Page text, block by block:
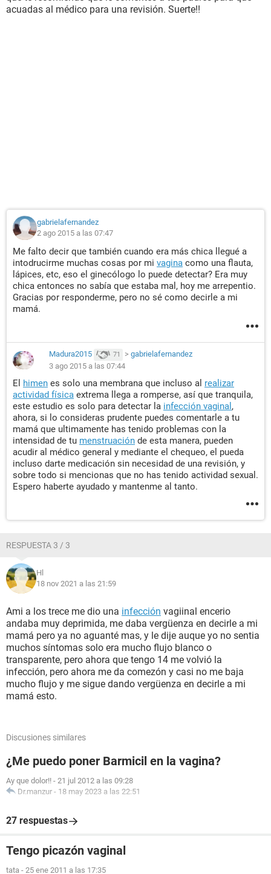
acuadas al médico para una revisión. Suerte!!
gabrielafernandez
2 ago 2015 a las 07:47
Me falto decir que también cuando era más chica llegué a
intodrucirme muchas cosas por mi vagina como una flauta,
lápices, etc, eso el ginecólogo lo puede detectar? Era muy
chica entonces no sabía que estaba mal, hoy me arrepentio.
Gracias por responderme, pero no sé como decirle a mi
mamá.
Madura2015 71 > gabrielafernandez
3 ago 2015 a las 07:44
El himen es solo una membrana que incluso al realizar
actividad física extrema llega a romperse, así que tranquila,
este estudio es solo para detectar la infección vaginal ,
ahora, si lo consideras prudente puedes comentarle a tu
mamá que ultimamente has tenido problemas con la
intensidad de tu menstruación de esta manera, pueden
acudir al médico general y mediante el chequeo, el pueda
incluso darte medicación sin necesidad de una revisión, y
sobre todo si mencionas que no has tenido actividad sexual.
Espero haberte ayudado y mantenme al tanto.
RESPUESTA 3 / 3
Hl
18 nov 2021 a las 21:59
Ami a los trece me dio una infección vagiinal encerio
andaba muy deprimida, me daba vergüenza en decirle a mi
mamá pero ya no aguanté mas, y le dije auque yo no sentia
muchos síntomas solo era mucho flujo blanco o
transparente, pero ahora que tengo 14 me volvió la
infección, pero ahora me da comezón y casi no me baja
mucho flujo y me sigue dando vergüenza en decirle a mi
mamá esto.
Discusiones similares
¿Me puedo poner Barmicil en la vagina?
Ay que dolor!! - 21 jul 2012 a las 09:28
Dr.manzur - 18 may 2023 a las 22:51
27 respuestas
Tengo picazón vaginal
tata - 25 ene 2011 a las 17:35